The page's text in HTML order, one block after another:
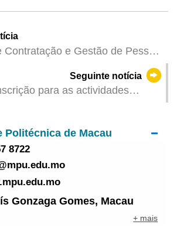
Contratação e Gestão de Pessoal
dirigida aos Operadores do
e Exposições
Seguinte notícia
para as actividades
Politécnica de Macau
8722
Gonzaga Gomes, Macau
+ mais